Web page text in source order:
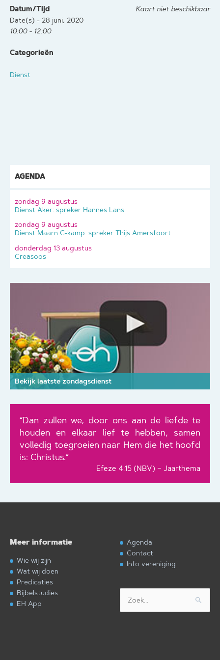
Kaart niet beschikbaar
Datum/Tijd
Date(s) - 28 juni, 2020
10:00 - 12:00
Categorieën
Dienst
AGENDA
zondag 9 augustus
Dienst Aker: spreker Hannes Lans
zondag 9 augustus
Dienst Maarn C-kamp: spreker Thijs Amersfoort
donderdag 13 augustus
Creasoos
Bekijk laatste zondagsdienst
“Dan zullen we, door ons aan de liefde te
houden en elkaar lief te hebben, samen
volledig toegroeien naar Hem die het hoofd
is: Christus.”
Efeze 4:15 (NBV) – Jaarthema
Meer informatie
Wie wij zijn
Wat wij doen
Predicaties
Bijbelstudies
EH App
Agenda
Contact
Info vereniging
naar: